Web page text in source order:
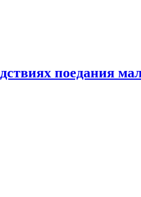
поедания